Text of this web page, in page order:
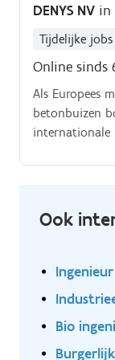
DENYS NV in
Tijdelijke
Online sinds
Als Europees
betonbuizen
internationale
Je staat mee
opmaak van
ben je
(water,
opmaak en
rekennota's,
Ook
Ingenieur
Bio